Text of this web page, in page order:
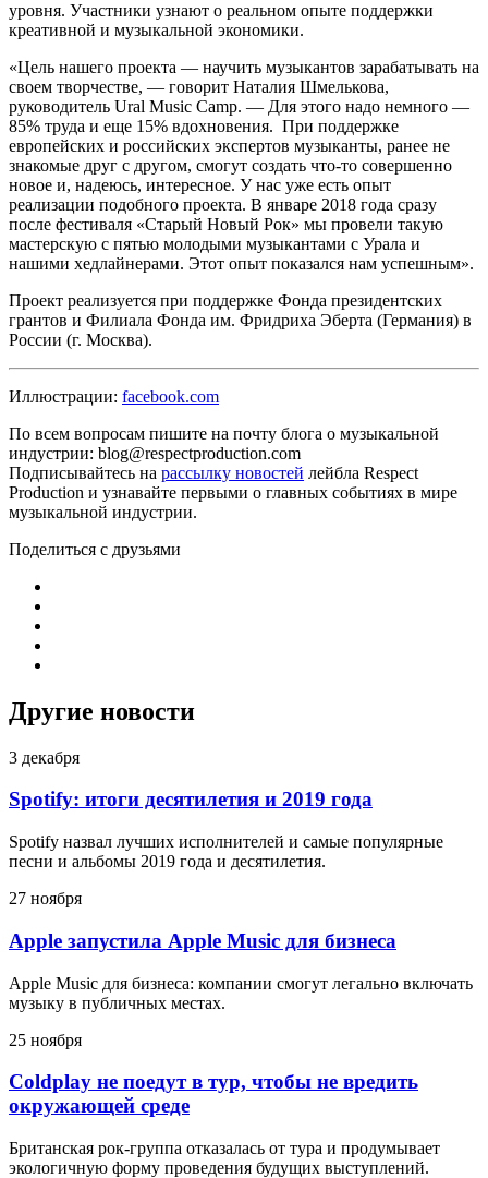
уровня. Участники узнают о реальном опыте поддержки
креативной и музыкальной экономики.
«Цель нашего проекта — научить музыкантов зарабатывать на
своем творчестве, — говорит Наталия Шмелькова,
руководитель Ural Music Camp. — Для этого надо немного —
85% труда и еще 15% вдохновения. При поддержке
европейских и российских экспертов музыканты, ранее не
знакомые друг с другом, смогут создать что-то совершенно
новое и, надеюсь, интересное. У нас уже есть опыт
реализации подобного проекта. В январе 2018 года сразу
после фестиваля «Старый Новый Рок» мы провели такую
мастерскую с пятью молодыми музыкантами с Урала и
нашими хедлайнерами. Этот опыт показался нам успешным».
Проект реализуется при поддержке Фонда президентских
грантов и Филиала Фонда им. Фридриха Эберта (Германия) в
России (г. Москва).
Иллюстрации: facebook.com
По всем вопросам пишите на почту блога о музыкальной
индустрии: blog@respectproduction.com
Подписывайтесь на рассылку новостей лейбла Respect
Production и узнавайте первыми о главных событиях в мире
музыкальной индустрии.
Поделиться с друзьями
Другие новости
3 декабря
Spotify: итоги десятилетия и 2019 года
Spotify назвал лучших исполнителей и самые популярные
песни и альбомы 2019 года и десятилетия.
27 ноября
Apple запустила Apple Music для бизнеса
Apple Music для бизнеса: компании смогут легально включать
музыку в публичных местах.
25 ноября
Coldplay не поедут в тур, чтобы не вредить
окружающей среде
Британская рок-группа отказалась от тура и продумывает
экологичную форму проведения будущих выступлений.